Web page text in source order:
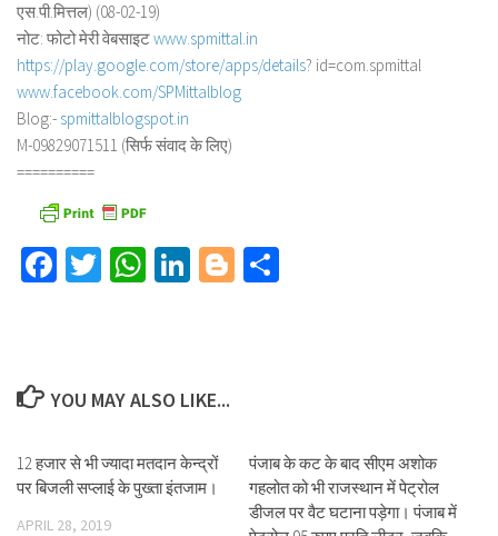
एस.पी.मित्तल) (08-02-19)
नोट: फोटो मेरी वेबसाइटwww.spmittal.in
https://play.google.com/store/apps/details? id=com.spmittal
www.facebook.com/SPMittalblog
Blog:- spmittalblogspot.in
M-09829071511 (सिर्फ संवाद के लिए)
==========
Facebook
TwitterWhatsApp
LinkedIn
Blogger
YOU MAY ALSO LIKE...
12 हजार से भी ज्यादा मतदान केन्द्रों
पर बिजली सप्लाई के पुख्ता इंतजाम।
APRIL 28, 2019
पंजाब के कट के बाद सीएम अशोक
गहलोत को भी राजस्थान में पेट्रोल
डीजल पर वैट घटाना पड़ेगा। पंजाब में